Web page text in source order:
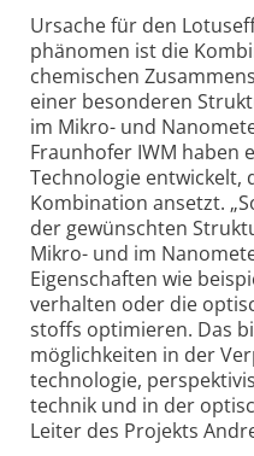
Ursache für den
phänomen ist die
chemischen
einer besonderen
im Mikro- und
Fraunhofer IWM haben
Technologie entwickelt,
Kombination ansetzt.
der gewünschten
Mikro- und im
Eigen­schaften wie
verhalten oder die
stoffs optimieren. Das
möglich­keiten in der
technologie,
technik und in der
Leiter des Projekts